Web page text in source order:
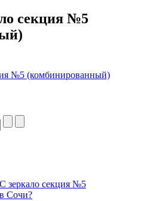
секция №5
зеркало секция №5
Сочи?